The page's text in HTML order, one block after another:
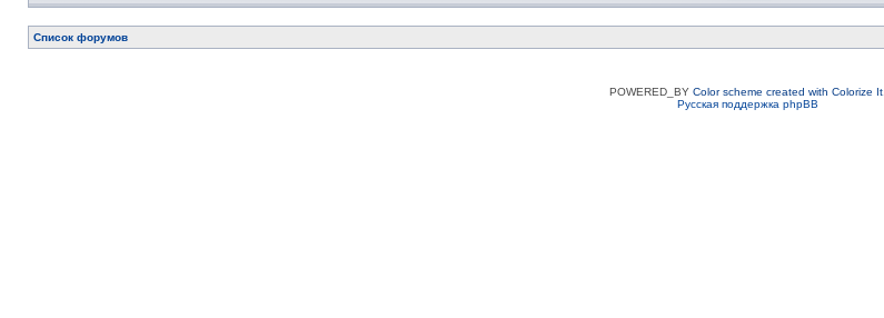
Список форумов
POWERED_BY Color scheme created with Colorize It.
Русская поддержка phpBB